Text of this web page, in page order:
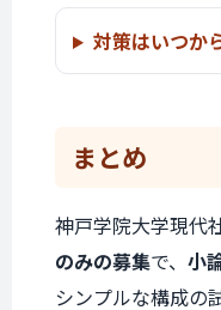
対策はいつか
まとめ
神戸学院大学現代
のみの募集で、 小
シンプルな構成の